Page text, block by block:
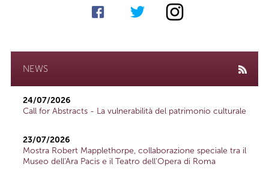
NEWS
24/07/2026
Call for Abstracts - La vulnerabilità del patrimonio culturale
23/07/2026
Mostra Robert Mapplethorpe, collaborazione speciale tra il
Museo dell'Ara Pacis e il Teatro dell'Opera di Roma